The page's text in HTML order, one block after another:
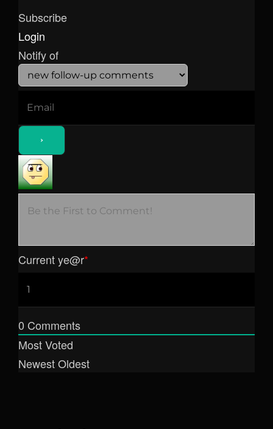
Subscribe
Login
Notify of
Current ye@r*
0 Comments
Most Voted
NewestOldest